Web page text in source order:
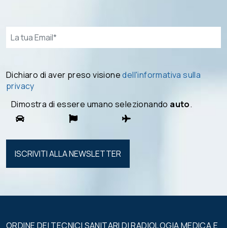
Email*
Dichiaro di aver preso visionedell'informativa sulla
privacy
Dimostra di essere umano selezionando auto.
Si prega di
lasciare
ORDINE DEI TECNICI SANITARI DI RADIOLOGIA MEDICA E